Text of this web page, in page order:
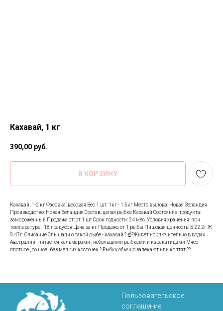
Кахавай, 1 кг
390,00 руб.
В КОРЗИНУ
Кахавай, 1-2 кг Фасовка: весовая Вес 1 шт: 1кг - 1.5кг Место вылова: Новая Зеландия
Производство: Новая Зеландия Состав: целая рыбка Кахавай Состояние продукта:
замороженный Продажа от: от 1 шт Срок годности: 24 мес. Условия хранения: при
температуре - 18 градусов Цена за кг Продажа от 1 рыбы Пищевая ценность: Б 22.2г Ж
9.47г. Описание Слышали о такой рыбе - кахавай ? ☝?Живет исключительно в водах
Австралии , питается кальмарами , небольшими рыбками и каракатицами Мясо
плотное , сочное , без мелких косточек ? Рыбку обычно запекают или коптят ??
Пользовательское
соглашение